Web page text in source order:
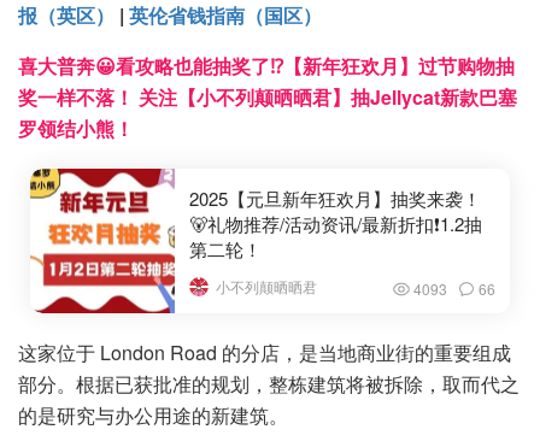
报（英区）
| 英伦省钱指南（国区）
喜大普奔😀看攻略也能抽奖了⁉️【新年狂欢月】过节购物抽
奖一样不落！ 关注【小不列颠晒晒君】抽Jellycat新款巴塞
罗领结小熊！
2025【元旦新年狂欢月】抽奖来袭！
🐻礼物推荐/活动资讯/最新折扣❗1.2抽
第二轮！
小不列颠晒晒君 4093 66
这家位于 London Road 的分店，是当地商业街的重要组成
部分。根据已获批准的规划，整栋建筑将被拆除，取而代之
的是研究与办公用途的新建筑。